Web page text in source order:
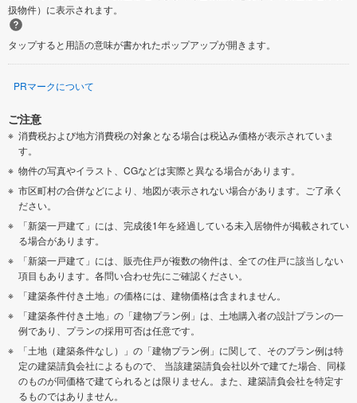
扱物件）に表示されます。
タップすると用語の意味が書かれたポップアップが開きます。
PRマークについて
ご注意
消費税および地方消費税の対象となる場合は税込み価格が表示されていま
す。
物件の写真やイラスト、CGなどは実際と異なる場合があります。
市区町村の合併などにより、地図が表示されない場合があります。ご了承く
ださい。
「新築一戸建て」には、完成後1年を経過している未入居物件が掲載されてい
る場合があります。
「新築一戸建て」には、販売住戸が複数の物件は、全ての住戸に該当しない
項目もあります。各問い合わせ先にご確認ください。
「建築条件付き土地」の価格には、建物価格は含まれません。
「建築条件付き土地」の「建物プラン例」は、土地購入者の設計プランの一
例であり、プランの採用可否は任意です。
「土地（建築条件なし）」の「建物プラン例」に関して、そのプラン例は特
定の建築請負会社によるもので、 当該建築請負会社以外で建てた場合、同様
のものが同価格で建てられるとは限りません。また、建築請負会社を特定す
るものではありません。